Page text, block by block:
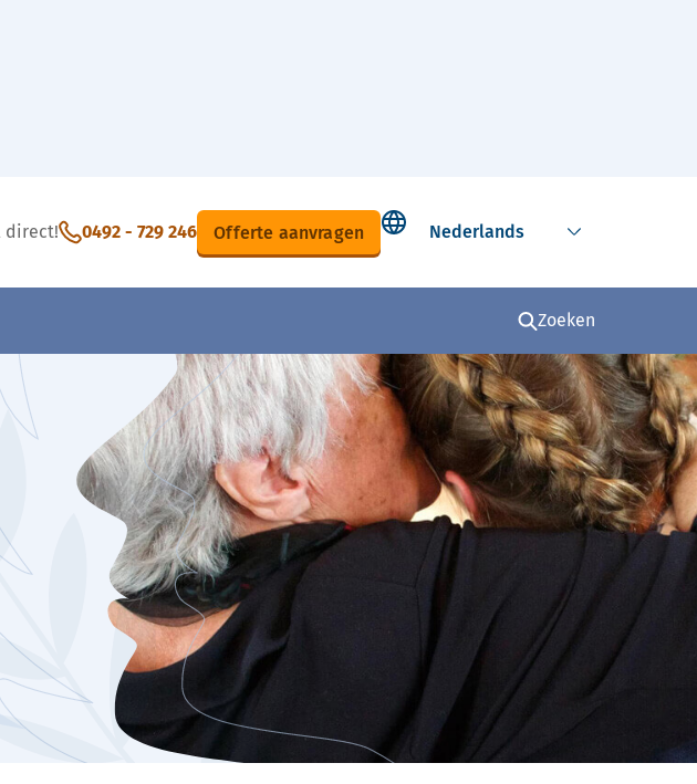
direct! 0492 - 729 246 Offerte aanvragen
Select language
Zoeken